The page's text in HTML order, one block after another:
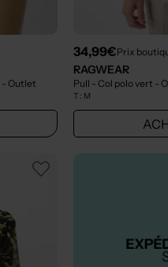
- Outlet
34,99€Prix
RAGWEAR
Pull - Col polo vert -
T : M